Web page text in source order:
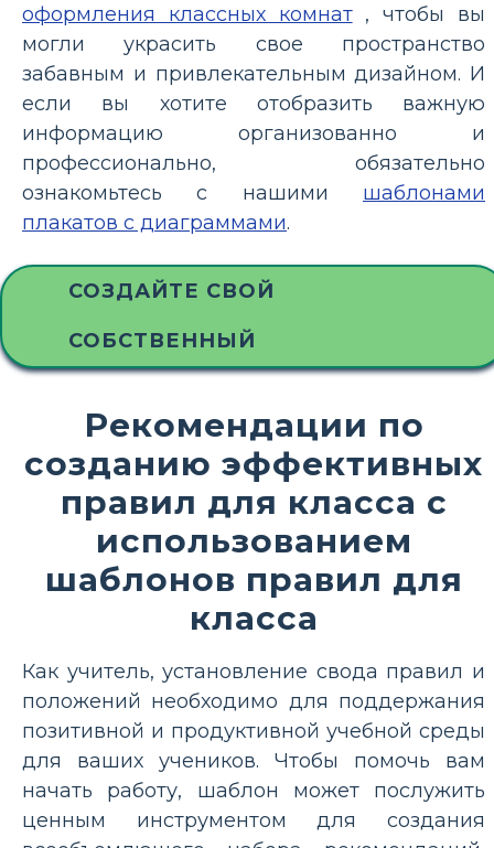
оформления классных комнат, чтобы вы
могли украсить свое пространство
забавным и привлекательным дизайном. И
если вы хотите отобразить важную
информацию организованно и
профессионально, обязательно
ознакомьтесь с нашими шаблонами
плакатов с диаграммами.
СОЗДАЙТЕ СВОЙ
СОБСТВЕННЫЙ
Рекомендации по
созданию эффективных
правил для класса с
использованием
шаблонов правил для
класса
Как учитель, установление свода правил и
положений необходимо для поддержания
позитивной и продуктивной учебной среды
для ваших учеников. Чтобы помочь вам
начать работу, шаблон может послужить
ценным инструментом для создания